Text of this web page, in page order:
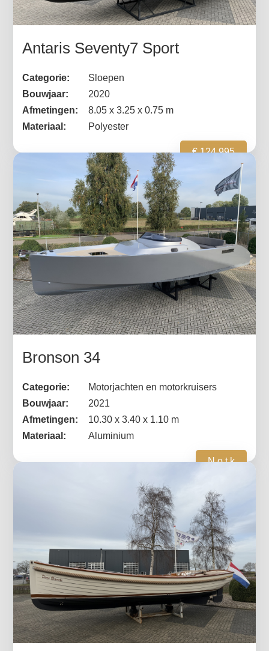
Antaris Seventy7 Sport
Categorie:
Sloepen
Bouwjaar:
2020
Afmetingen:
8.05 x 3.25 x 0.75 m
Materiaal:
Polyester
€ 124.995
Bronson 34
Categorie:
Motorjachten en motorkruisers
Bouwjaar:
2021
Afmetingen:
10.30 x 3.40 x 1.10 m
Materiaal:
Aluminium
N.o.t.k